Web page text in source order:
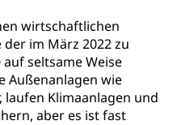
wirtschaftlichen
im März 2022 zu
seltsame Weise
Außenanlagen wie
Klimaanlagen und
aber es ist fast